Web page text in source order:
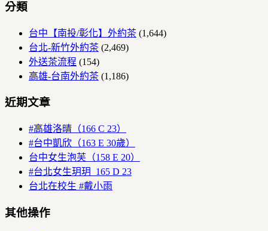
分類
台中【南投/彰化】外約茶 (1,644)
台北-新竹外約茶 (2,469)
外送茶流程 (154)
高雄-台南外約茶 (1,186)
近期文章
#高雄洛晴（166 C 23）
#台中凱欣（163 E 30歲）
台中女生泡芙（158 E 20）
#台北女生玥玥 165 D 23
台北在校生 #戴小雨
其他操作